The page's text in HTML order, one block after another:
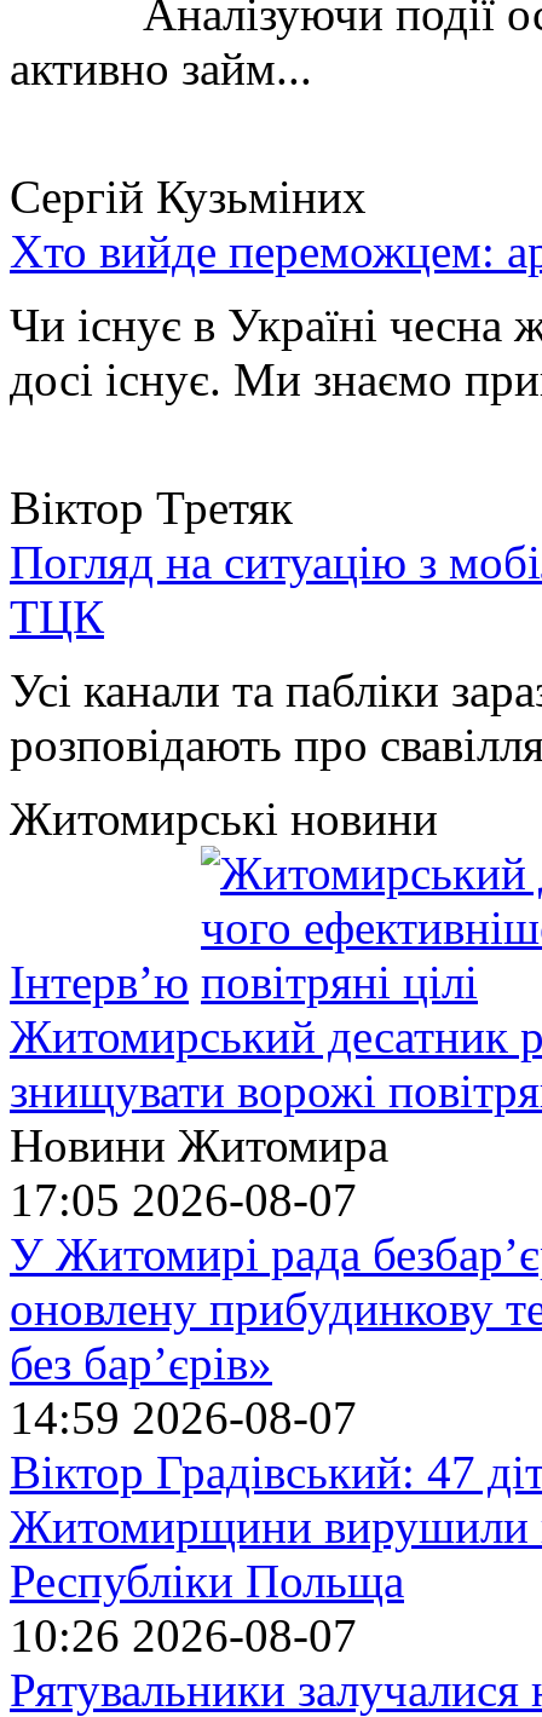
Аналізуючи події
активно займ...
Сергій Кузьміних
Хто вийде переможцем:
Чи існує в Україні чесна
досі існує. Ми знаємо
Віктор Третяк
Погляд на ситуацію з
ТЦК
Усі канали та пабліки
розповідають про
Житомирські новини
Інтерв’ю
Житомирський десатник
знищувати ворожі
Новини Житомира
17:05 2026-08-07
У Житомирі рада
оновлену прибудинкову
без бар’єрів»
14:59 2026-08-07
Віктор Градівський: 47
Житомирщини вирушили
Республіки Польща
10:26 2026-08-07
Рятувальники